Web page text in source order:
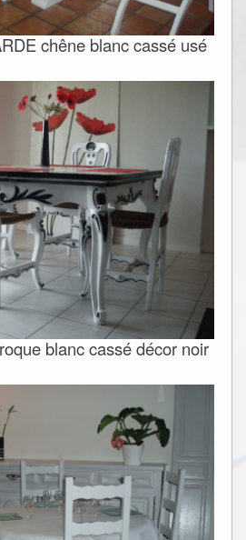
chêne blanc cassé usé
blanc cassé décor noir